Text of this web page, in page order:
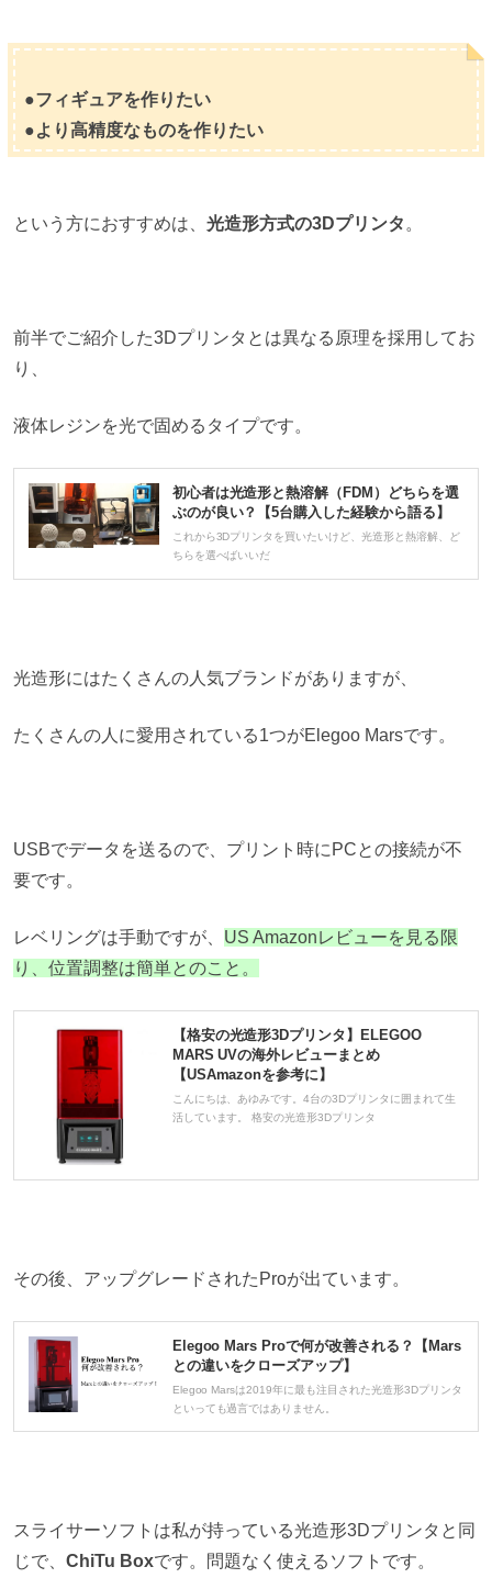
●フィギュアを作りたい
●より高精度なものを作りたい
という方におすすめは、 光造形方式の3Dプリンタ。
前半でご紹介した3Dプリンタとは異なる原理を採用してお
り、
液体レジンを光で固めるタイプです。
初心者は光造形と熱溶解（FDM）どちらを選
ぶのが良い？【5台購入した経験から語る】
これから3Dプリンタを買いたいけど、光造形と熱溶解、ど
ちらを選べばいいだ
光造形にはたくさんの人気ブランドがありますが、
たくさんの人に愛用されている1つがElegoo Marsです。
USBでデータを送るので、プリント時にPCとの接続が不
要です。
レベリングは手動ですが、 US Amazonレビューを見る限
り、位置調整は簡単とのこと。
【格安の光造形3Dプリンタ】ELEGOO
MARS UVの海外レビューまとめ
【USAmazonを参考に】
こんにちは、あゆみです。4台の3Dプリンタに囲まれて生
活しています。 格安の光造形3Dプリンタ
その後、アップグレードされたProが出ています。
Elegoo Mars Proで何が改善される？【Mars
との違いをクローズアップ】
Elegoo Marsは2019年に最も注目された光造形3Dプリンタ
といっても過言ではありません。
スライサーソフトは私が持っている光造形3Dプリンタと同
じで、 ChiTu Boxです。問題なく使えるソフトです。